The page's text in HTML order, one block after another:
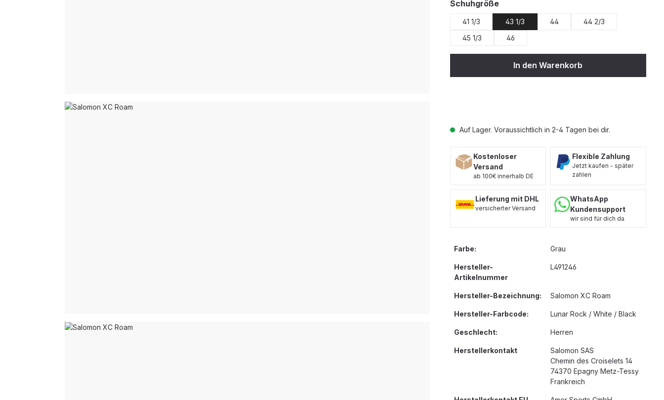
Auf Lager. Voraussichtlich in 2-4 Tagen bei dir.
Schuhgrößeauswählen
41 1/3 43 1/3 44
44 2/3
45 1/3
46
In den Warenkorb
Kostenloser
Versand
ab 100€ innerhalb DE
Flexible Zahlung
Jetzt kaufen - später
zahlen
Lieferung mit DHL
versicherter Versand
WhatsApp
Kundensupport
wir sind für dich da
Farbe: Grau
Hersteller-
Artikelnummer
L491246
Hersteller-Bezeichnung: Salomon XC Roam
Hersteller-Farbcode: Lunar Rock / White / Black
Geschlecht: Herren
Herstellerkontakt
Salomon SAS
Chemin des Croiselets 14
74370 Epagny Metz-Tessy
Frankreich